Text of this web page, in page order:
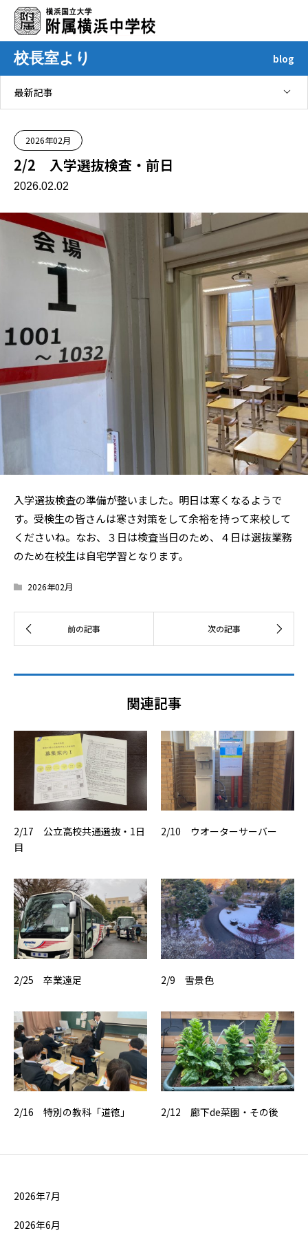
校長室より blog
最新記事
2026年02月
2/2 入学選抜検査・前日
2026.02.02
入学選抜検査の準備が整いました。明日は寒くなるようで
す。受検生の皆さんは寒さ対策をして余裕を持って来校して
くださいね。なお、３日は検査当日のため、４日は選抜業務
のため在校生は自宅学習となります。
2026年02月
関連記事
2/17 公立高校共通選抜・1日
目
2/10 ウオーターサーバー
2/25 卒業遠足 2/9 雪景色
2/16 特別の教科「道徳」 2/12 廊下de菜園・その後
2026年7月
2026年6月